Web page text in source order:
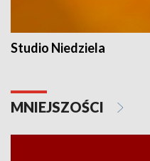
Studio Niedziela
MNIEJSZOŚCI